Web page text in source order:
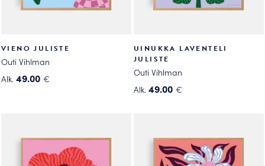
VIENO JULISTE
Outi Vihlman
Alk. 49.00 €
UINUKKA LAVENTELI
JULISTE
Outi Vihlman
Alk. 49.00 €
useampi
muunnelma.